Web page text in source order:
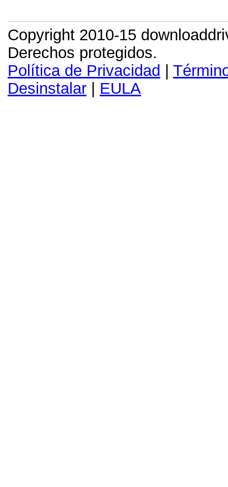
Copyright 2010-15
Derechos protegidos.
Política de Privacidad
Desinstalar
EULA